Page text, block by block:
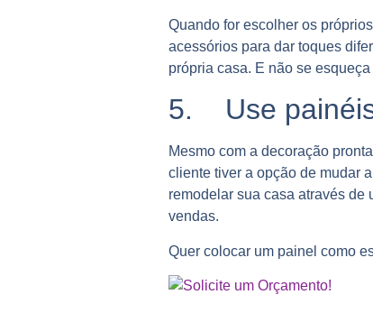
Quando for escolher os
acessórios para dar toques
própria casa. E não se
5. Use painéis
Mesmo com a decoração
cliente tiver a opção de mudar
remodelar sua casa através de
vendas.
Quer colocar um painel como